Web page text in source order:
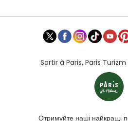
Sortir à Paris, Paris
Отримуйте наші найкращі